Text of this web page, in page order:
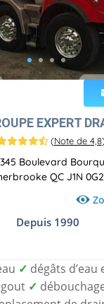
EXPERT
(Note de 4,8
Boulevard
QC J1N 0G2
Depuis 1990
✓ dégâts d’eau
✓